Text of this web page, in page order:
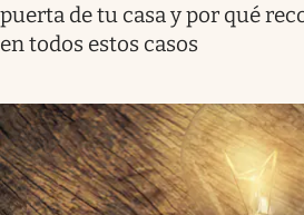
puerta de tu casa y por qué
en todos estos casos